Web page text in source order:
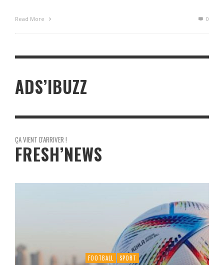
Read More 0
ADS’IBUZZ
ÇA VIENT D'ARRIVER !
FRESH’NEWS
FOOTBALL SPORT